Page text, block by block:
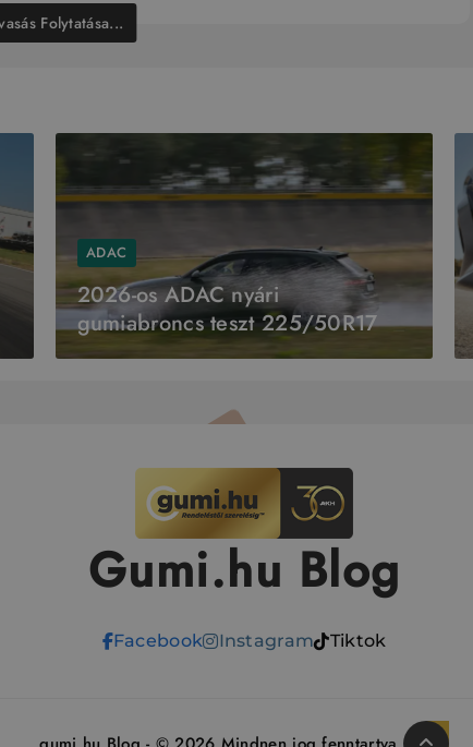
Folytatása...
ADAC
2026-os ADAC nyári
gumiabroncs teszt 225/50R17
Gumi.hu Blog
Facebook Instagram Tiktok